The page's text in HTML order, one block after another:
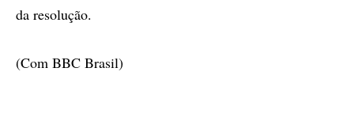
da resolução.
(Com BBC Brasil)